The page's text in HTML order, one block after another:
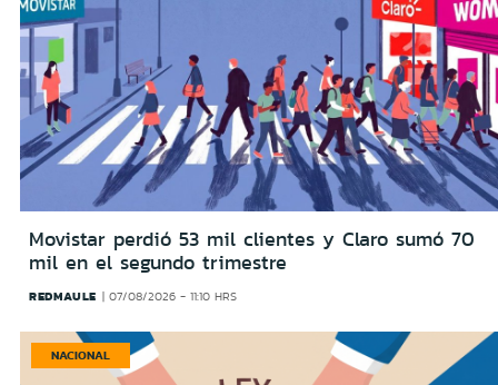
Movistar perdió 53 mil clientes y Claro sumó 70
mil en el segundo trimestre
REDMAULE 07/08/2026 - 11:10 HRS
NACIONAL